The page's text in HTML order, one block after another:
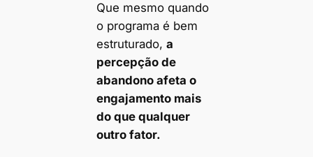
Que mesmo quando
o programa é bem
estruturado, a
percepção de
abandono afeta o
engajamento mais
do que qualquer
outro fator.